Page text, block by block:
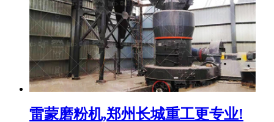
雷蒙磨粉机,郑州长城重工更专业!